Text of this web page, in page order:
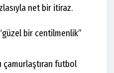
net bir itiraz.
bir centilmenlik”
çamurlaştıran futbol